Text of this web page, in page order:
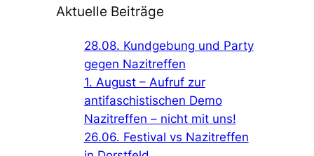
Aktuelle Beiträge
28.08. Kundgebung und Party
gegen Nazitreffen
1. August – Aufruf zur
antifaschistischen Demo
Nazitreffen – nicht mit uns!
26.06. Festival vs Nazitreffen